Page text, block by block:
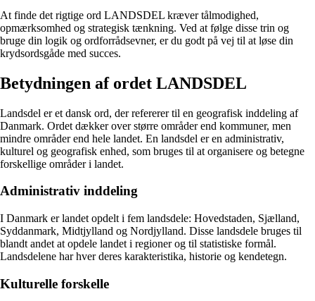
At finde det rigtige ord LANDSDEL kræver tålmodighed,
opmærksomhed og strategisk tænkning. Ved at følge disse trin og
bruge din logik og ordforrådsevner, er du godt på vej til at løse din
krydsordsgåde med succes.
Betydningen af ordet LANDSDEL
Landsdel er et dansk ord, der refererer til en geografisk inddeling af
Danmark. Ordet dækker over større områder end kommuner, men
mindre områder end hele landet. En landsdel er en administrativ,
kulturel og geografisk enhed, som bruges til at organisere og betegne
forskellige områder i landet.
Administrativ inddeling
I Danmark er landet opdelt i fem landsdele: Hovedstaden, Sjælland,
Syddanmark, Midtjylland og Nordjylland. Disse landsdele bruges til
blandt andet at opdele landet i regioner og til statistiske formål.
Landsdelene har hver deres karakteristika, historie og kendetegn.
Kulturelle forskelle